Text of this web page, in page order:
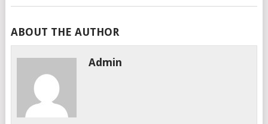
ABOUT THE AUTHOR
Admin